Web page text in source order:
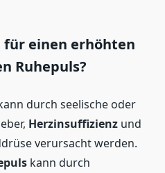
für einen erhöhten
Ruhepuls?
durch seelische oder
Herzinsuffizienz und
verursacht werden.
kann durch